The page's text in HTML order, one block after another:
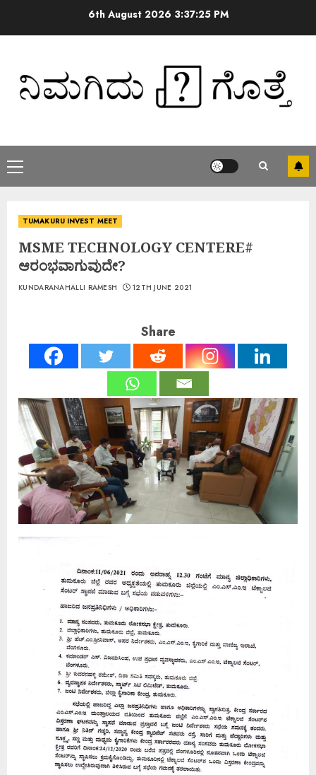
6th August 2026 3:37:26 PM
TUMAKURU INVEST MEET
MSME TECHNOLOGY CENTERE#
ಆರಂಭವಾಗುವುದೇ?
KUNDARANAHALLI RAMESH 12TH JUNE 2021
Share